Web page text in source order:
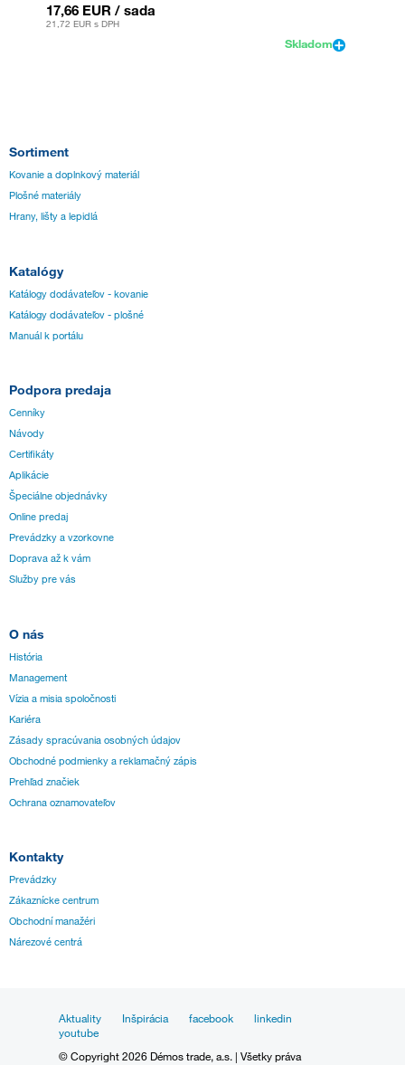
17,66 EUR / sada
21,72 EUR s DPH
Skladom
Sortiment
Kovanie a doplnkový materiál
Plošné materiály
Hrany, lišty a lepidlá
Katalógy
Katálogy dodávateľov - kovanie
Katálogy dodávateľov - plošné
Manuál k portálu
Podpora predaja
Cenníky
Návody
Certifikáty
Aplikácie
Špeciálne objednávky
Online predaj
Prevádzky a vzorkovne
Doprava až k vám
Služby pre vás
O nás
História
Management
Vízia a misia spoločnosti
Kariéra
Zásady spracúvania osobných údajov
Obchodné podmienky a reklamačný zápis
Prehľad značiek
Ochrana oznamovateľov
Kontakty
Prevádzky
Zákaznícke centrum
Obchodní manažéri
Nárezové centrá
Aktuality Inšpirácia facebook
linkedin
youtube
© Copyright 2026 Démos trade, a.s. | Všetky práva